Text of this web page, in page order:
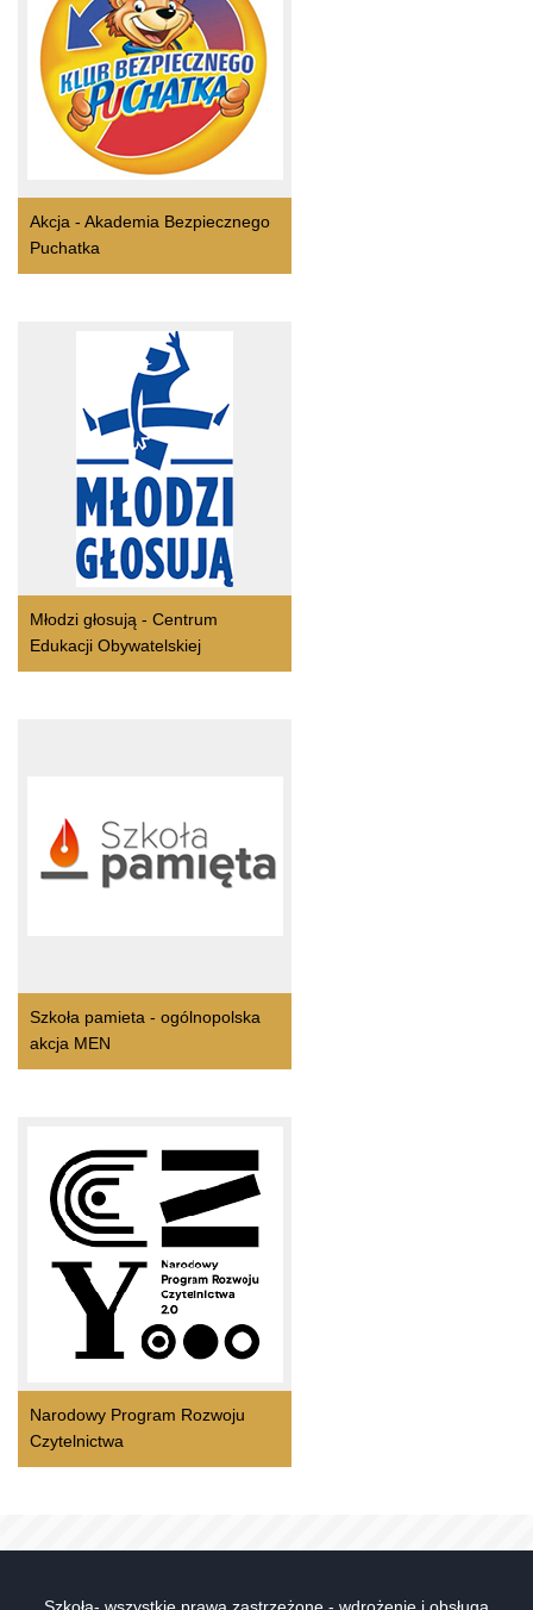
Akcja - Akademia Bezpiecznego
Puchatka
Młodzi głosują - Centrum
Edukacji Obywatelskiej
Szkoła pamieta - ogólnopolska
akcja MEN
Narodowy Program Rozwoju
Czytelnictwa